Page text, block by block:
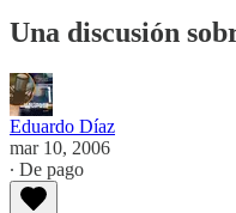
Una discusión
Eduardo Díaz
mar 10, 2006
∙ De pago